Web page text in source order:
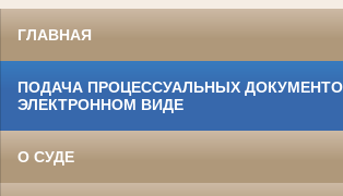
ГЛАВНАЯ
ПОДАЧА ПРОЦЕССУАЛЬНЫХ
ЭЛЕКТРОННОМ ВИДЕ
О СУДЕ